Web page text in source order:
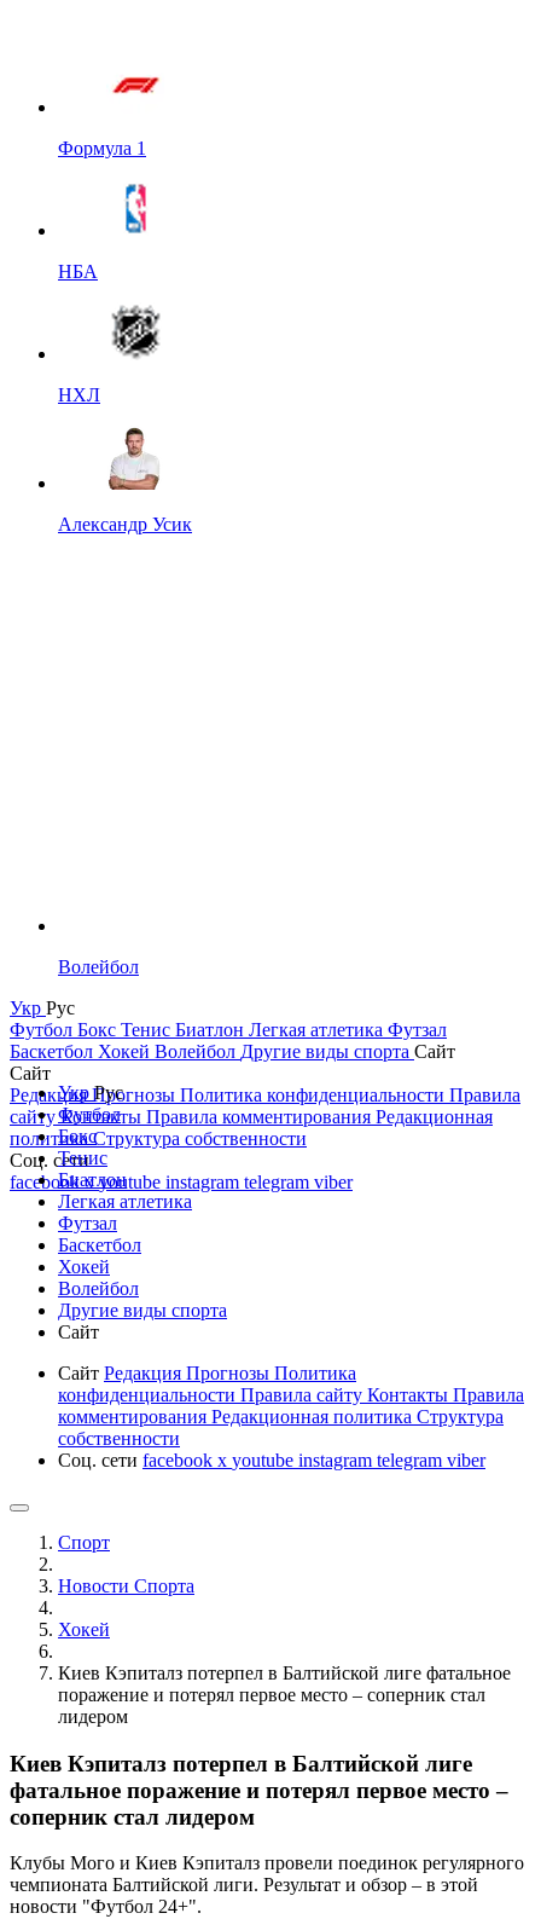
Формула 1
НБА
НХЛ
Александр Усик
Волейбол
Укр Рус
Футбол Бокс Тенис Биатлон Легкая атлетика Футзал
Баскетбол Хокей Волейбол Другие виды спорта Сайт
Сайт
РедакцияПрогнозы Политика конфиденциальности Правила
сайтуКонтакты Правила комментирования Редакционная
политикаСтруктура собственности
Соц. сети
facebookxyoutube instagram telegram viber
УкрРус
Футбол
Бокс
Тенис
Биатлон
Легкая атлетика
Футзал
Баскетбол
Хокей
Волейбол
Другие виды спорта
Сайт
Сайт Редакция Прогнозы Политика
конфиденциальности Правила сайту Контакты Правила
комментирования Редакционная политика Структура
собственности
Соц. сети facebook x youtube instagram telegram viber
Спорт
Новости Cпорта
Хокей
Киев Кэпиталз потерпел в Балтийской лиге фатальное
поражение и потерял первое место – соперник стал
лидером
Киев Кэпиталз потерпел в Балтийской лиге
фатальное поражение и потерял первое место –
соперник стал лидером
Клубы Мого и Киев Кэпиталз провели поединок регулярного
чемпионата Балтийской лиги. Результат и обзор – в этой
новости "Футбол 24+".